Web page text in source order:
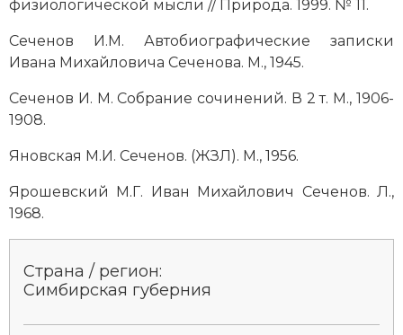
физиологической мысли // Природа. 1999. № 11.
Сеченов И.М. Автобиографические записки
Ивана Михайловича Сеченова. М., 1945.
Сеченов И. М. Собрание сочинений. В 2 т. М., 1906-
1908.
Яновская М.И. Сеченов. (ЖЗЛ). М., 1956.
Ярошевский М.Г. Иван Михайлович Сеченов. Л.,
1968.
Страна / регион:
Симбирская губерния